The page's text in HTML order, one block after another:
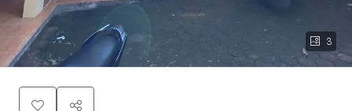
3